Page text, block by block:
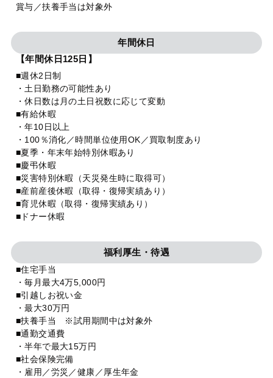
賞与／扶養手当は対象外
年間休日
【年間休日125日】
■週休2日制
・土日勤務の可能性あり
・休日数は月の土日祝数に応じて変動
■有給休暇
・年10日以上
・100％消化／時間単位使用OK／買取制度あり
■夏季・年末年始特別休暇あり
■慶弔休暇
■災害特別休暇（天災発生時に取得可）
■産前産後休暇（取得・復帰実績あり）
■育児休暇（取得・復帰実績あり）
■ドナー休暇
福利厚生・待遇
■住宅手当
・毎月最大4万5,000円
■引越しお祝い金
・最大30万円
■扶養手当 ※試用期間中は対象外
■通勤交通費
・半年で最大15万円
■社会保険完備
・雇用／労災／健康／厚生年金